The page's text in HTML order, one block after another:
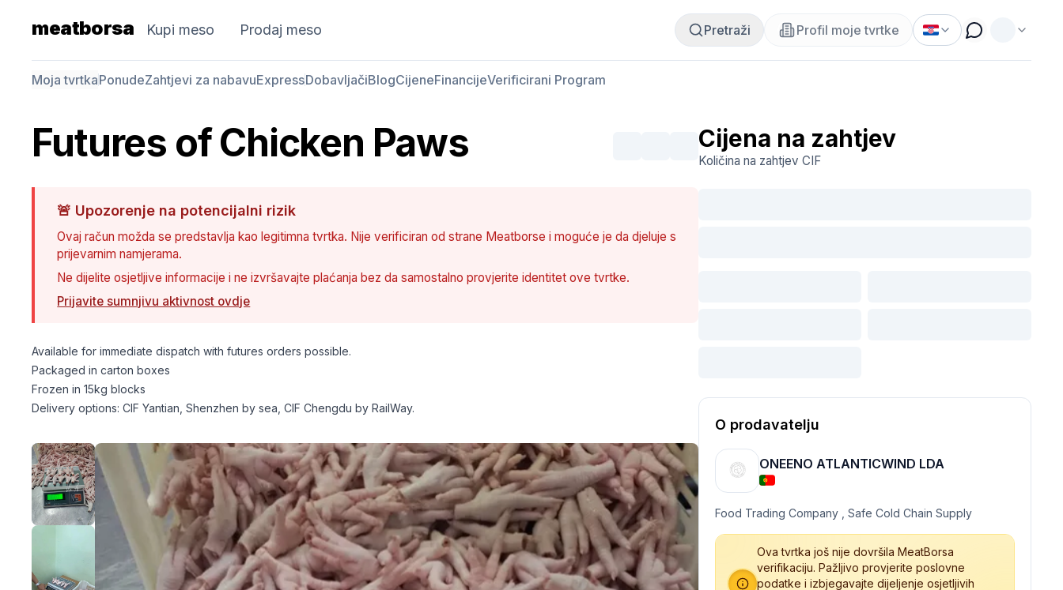
meatborsa Kupi meso Prodaj meso Pretraži Profil moje tvrtke
Moja tvrtkaPonudeZahtjevi za nabavuExpressDobavljačiBlogCijeneFinancijeVerificirani Program
Futures of Chicken Paws
🚨 Upozorenje na potencijalni rizik
Ovaj račun možda se predstavlja kao legitimna tvrtka. Nije verificiran od strane Meatborse i moguće je da djeluje s
prijevarnim namjerama.
Ne dijelite osjetljive informacije i ne izvršavajte plaćanja bez da samostalno provjerite identitet ove tvrtke.
Prijavite sumnjivu aktivnost ovdje
Available for immediate dispatch with futures orders possible.
Packaged in carton boxes
Frozen in 15kg blocks
Delivery options: CIF Yantian, Shenzhen by sea, CIF Chengdu by RailWay.
Cijena na zahtjev
Količina na zahtjev CIF
O prodavatelju
ONEENO ATLANTICWIND LDA
Food Trading Company , Safe Cold Chain Supply
Ova tvrtka još nije dovršila MeatBorsa
verifikaciju. Pažljivo provjerite poslovne
podatke i izbjegavajte dijeljenje osjetljivih